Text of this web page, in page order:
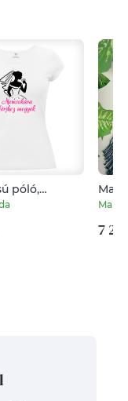
póló,
férjhez
7